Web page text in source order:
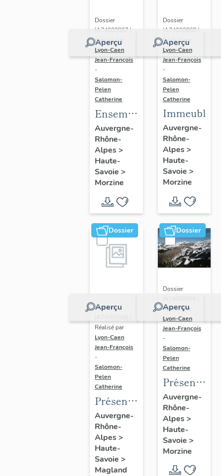
vitrearum)
Aperçu
Dossier
IA74000867 |
Réalisé par
Lyon-Caen
Jean-François
-
Salomon-
Pelen
Catherine
Ensemble
du génie
civil ;
galerie
marchande ;
établissement
administratif ;
salle de
spectacle
Auvergne-
Rhône-
Alpes>
Haute-
Savoie >
Morzine
Aperçu
Dossier
IA74000868 |
Réalisé par
Lyon-Caen
Jean-François
-
Salomon-
Pelen
Catherine
Immeubles
Auvergne-
Rhône-
Alpes>
Haute-
Savoie >
Morzine
Dossier
Aperçu
Dossier
Réalisé par
Lyon-Caen
Jean-François
-
Salomon-
Pelen
Catherine
Présentation
de la
commune
de
Magland
Auvergne-
Rhône-
Alpes>
Haute-
Savoie >
Magland
Dossier
Aperçu
Dossier
Réalisé par
Lyon-Caen
Jean-François
-
Salomon-
Pelen
Catherine
de l'aire
d'étude
d'Avoriaz
Auvergne-
Rhône-
Alpes>
Haute-
Savoie >
Morzine